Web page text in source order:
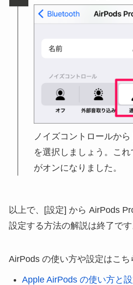
ノイズコントロールか
を選択しましょう。こ
がオンになりました。
以上で、[設定] から AirPods
設定する方法の解説は終了です
AirPods の使い方や設定はこち
Apple AirPods の使い方と